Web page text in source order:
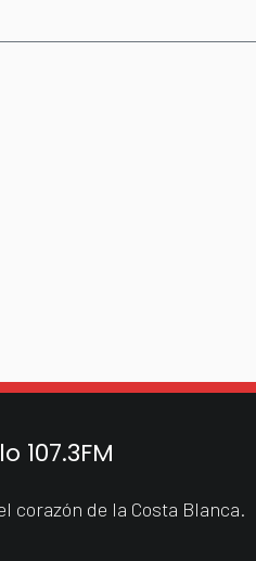
107.3FM
corazón de la Costa Blanca.